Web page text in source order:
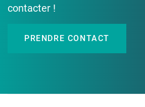
contacter !
PRENDRE CONTACT